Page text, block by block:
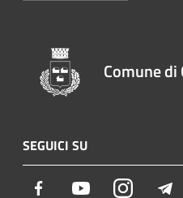
Comune di
SEGUICI SU
Facebook YoutubeInstagram